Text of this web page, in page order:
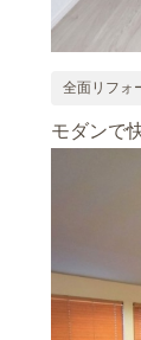
全面リフォ
モダンで